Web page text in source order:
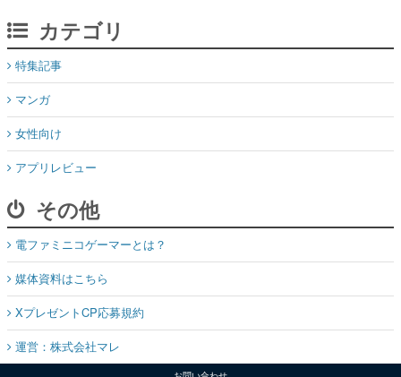
カテゴリ
特集記事
マンガ
女性向け
アプリレビュー
その他
電ファミニコゲーマーとは？
媒体資料はこちら
XプレゼントCP応募規約
運営：株式会社マレ